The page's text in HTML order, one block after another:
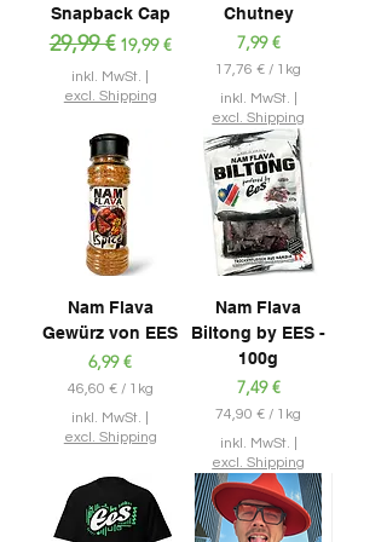
Snapback Cap
Standardpreis
29,99 € Sale-Preis
19,99 €
inkl. MwSt.
excl. Shipping
Chutney
Preis
7,99 €
17,76 € / 1kg
7
,
7
6
€
p
r
o
K
l
o
g
r
a
m
m
inkl. MwSt.
excl. Shipping
Nam Flava
Gewürz von EES
Preis
6,99 €
46,60 € / 1kg
,
€
inkl. MwSt.
excl. Shipping
Nam Flava
Biltong by EES -
100g
Preis
7,49 €
74,90 € / 1kg
,
9
0
inkl. MwSt.
excl. Shipping